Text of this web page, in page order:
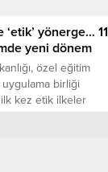
Müdürlüğü ve
yönerge… 11
yeni dönem
özel eğitim
birliği
kez etik ilkeler
kapsayıcılık gibi 11
17:19